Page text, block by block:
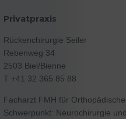
Privatpraxis
Rückenchirurgie Seiler
Rebenweg 34
2503 Biel/Bienne
T +41 32 365 85 88
Facharzt FMH für
Schwerpunkt: Neurochirurgie